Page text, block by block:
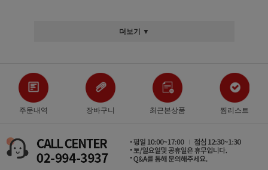
더보기 ▼
주문내역 장바구니 최근본상품 찜리스트